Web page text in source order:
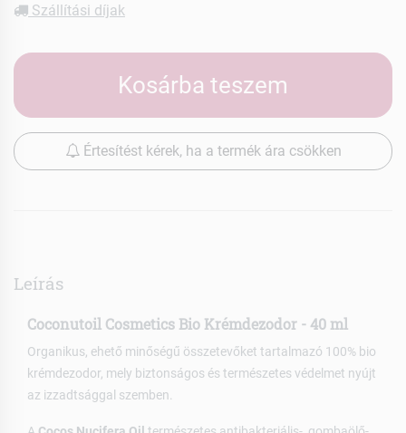
Szállítási díjak
Kosárba teszem
Értesítést kérek, ha a termék ára csökken
Leírás
Coconutoil Cosmetics Bio Krémdezodor - 40 ml
Organikus, ehető minőségű összetevőket tartalmazó 100% bio
krémdezodor, mely biztonságos és természetes védelmet nyújt
az izzadtsággal szemben.